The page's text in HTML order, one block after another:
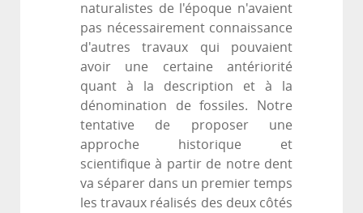
naturalistes de l'époque n'avaient
pas nécessairement connaissance
d'autres travaux qui pouvaient
avoir une certaine antériorité
quant à la description et à la
dénomination de fossiles. Notre
tentative de proposer une
approche historique et
scientifique à partir de notre dent
va séparer dans un premier temps
les travaux réalisés des deux côtés